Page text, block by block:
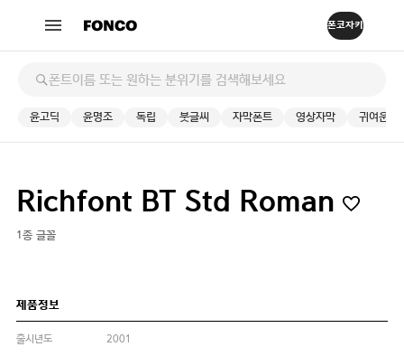
윤고딕 윤명조 독립 붓글씨 자막폰트 영상자막 귀여운
Richfont BT Std Roman
1종 글꼴
제품정보
출시년도
2001